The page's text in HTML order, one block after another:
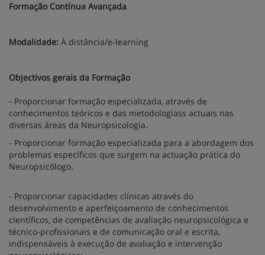
Formação Contínua Avançada
Modalidade: À distância/e-learning
Objectivos gerais da Formação
- Proporcionar formação especializada, através de
conhecimentos teóricos e das metodologiass actuais nas
diversas áreas da Neuropsicologia.
- Proporcionar formação especializada para a abordagem dos
problemas específicos que surgem na actuação prática do
Neuropsicólogo.
- Proporcionar capacidades clínicas através do
desenvolvimento e aperfeiçoamento de conhecimentos
científicos, de competências de avaliação neuropsicológica e
técnico-profissionais e de comunicação oral e escrita,
indispensáveis à execução de avaliação e intervenção